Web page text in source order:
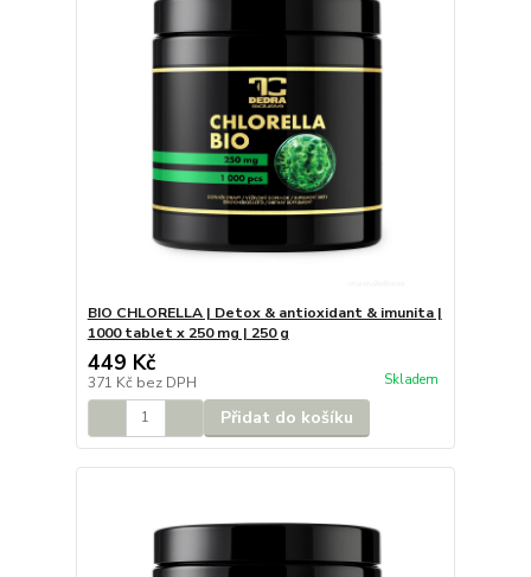
BIO CHLORELLA | Detox & antioxidant & imunita |
1000 tablet x 250 mg | 250 g
449 Kč
371 Kč bez DPH Skladem
Přidat do košíku